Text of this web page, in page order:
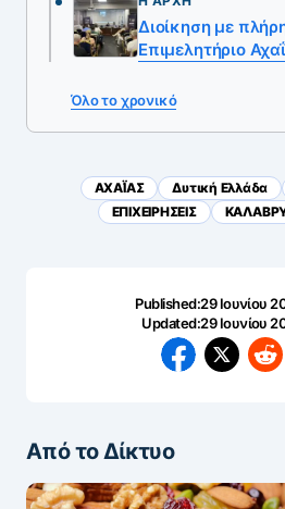
Διοίκηση με
Επιμελητήριο
Όλο το χρονικό
ΑΧΑΪ́ΑΣ Δυτική Ελλάδα
ΕΠΙΧΕΙΡΗΣΕΙΣ
Published:29 Ιουνίου
Updated:29 Ιουνίου
Από το Δίκτυο